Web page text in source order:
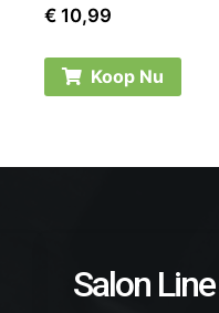
Rated
0
€ 10,99
Koop Nu
Salon Line